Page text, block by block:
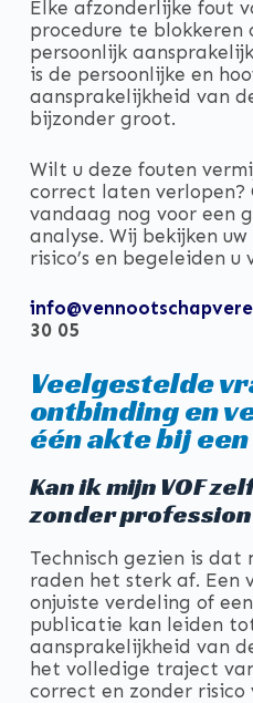
Elke afzonderlijke fout
procedure te blokkeren
persoonlijk
is de persoonlijke en
aansprakelijkheid van
bijzonder groot.
Wilt u deze fouten
correct laten verlopen?
vandaag nog voor een
analyse. Wij bekijken
risico’s en begeleiden u
30 05
Veelgestelde
ontbinding en
één akte bij een
Kan ik mijn VOF
zonder
Technisch gezien is dat
raden het sterk af. Een
onjuiste verdeling of
publicatie kan leiden
aansprakelijkheid van
het volledige traject
correct en zonder risico